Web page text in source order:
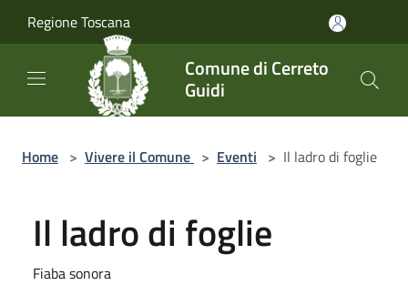
Regione Toscana
Comune di Cerreto
Guidi
Home > Vivere il Comune > Eventi > Il ladro di foglie
Il ladro di foglie
Fiaba sonora